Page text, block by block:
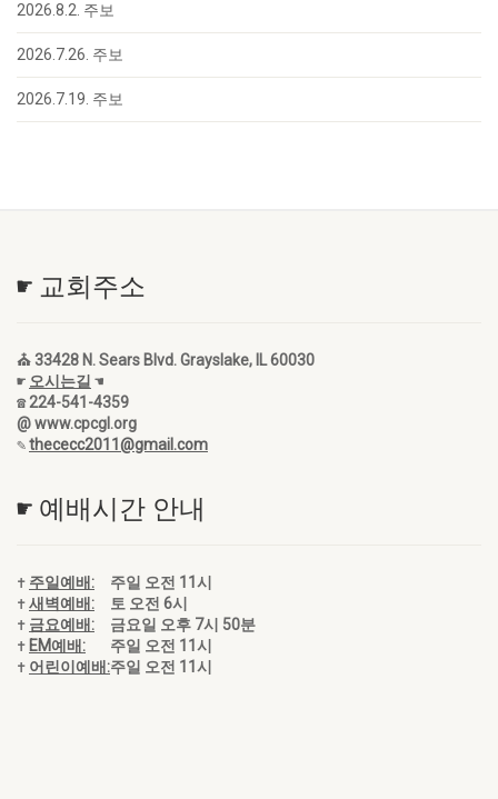
2026.8.2. 주보
2026.7.26. 주보
2026.7.19. 주보
☛ 교회주소
⛪ 33428 N. Sears Blvd. Grayslake, IL 60030
☛ 오시는길 ☚
☎ 224-541-4359
@ www.cpcgl.org
✎thececc2011@gmail.com
☛ 예배시간 안내
✝ 주일예배:
주일 오전 11시
✝새벽예배:
토 오전 6시
✝ 금요예배:
금요일 오후 7시 50분
✝ EM예배:
주일 오전 11시
✝ 어린이예배:주일 오전 11시